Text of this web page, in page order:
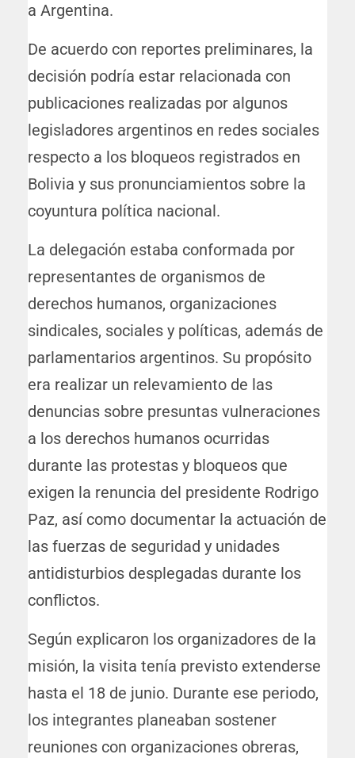
a Argentina.
De acuerdo con reportes preliminares, la
decisión podría estar relacionada con
publicaciones realizadas por algunos
legisladores argentinos en redes sociales
respecto a los bloqueos registrados en
Bolivia y sus pronunciamientos sobre la
coyuntura política nacional.
La delegación estaba conformada por
representantes de organismos de
derechos humanos, organizaciones
sindicales, sociales y políticas, además de
parlamentarios argentinos. Su propósito
era realizar un relevamiento de las
denuncias sobre presuntas vulneraciones
a los derechos humanos ocurridas
durante las protestas y bloqueos que
exigen la renuncia del presidente Rodrigo
Paz, así como documentar la actuación de
las fuerzas de seguridad y unidades
antidisturbios desplegadas durante los
conflictos.
Según explicaron los organizadores de la
misión, la visita tenía previsto extenderse
hasta el 18 de junio. Durante ese periodo,
los integrantes planeaban sostener
reuniones con organizaciones obreras,